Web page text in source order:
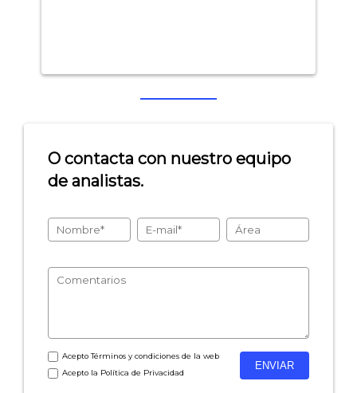
O contacta con nuestro equipo
de analistas.
AceptoTérminos y condicionesde la web
Acepto la Política de Privacidad